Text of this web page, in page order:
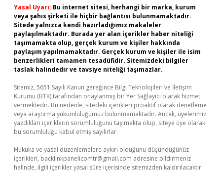
Yasal Uyarı: Bu internet sitesi, herhangi bir marka, kurum
veya şahıs şirketi ile hiçbir bağlantısı bulunmamaktadır.
Sitede yalnızca kendi hazırladığımız makaleler
paylaşılmaktadır. Burada yer alan içerikler haber niteliği
taşımamakta olup, gerçek kurum ve kişiler hakkında
paylaşım yapılmamaktadır. Gerçek kurum ve kişiler ile isim
benzerlikleri tamamen tesadüfidir. Sitemizdeki bilgiler
taslak halindedir ve tavsiye niteliği taşımazlar.
Sitemiz, 5651 Sayılı Kanun gereğince Bilgi Teknolojileri ve İletişim
Kurumu (BTK) tarafından onaylanmış bir Yer Sağlayıcı olarak hizmet
vermektedir. Bu nedenle, sitedeki içerikleri proaktif olarak denetleme
veya araştırma yükümlülüğümüz bulunmamaktadır. Ancak, üyelerimiz
yazdıkları içeriklerin sorumluluğunu taşımakta olup, siteye üye olarak
bu sorumluluğu kabul etmiş sayılırlar.
Hukuka ve yasal düzenlemelere aykırı olduğunu düşündüğünüz
içerikleri, backlinkpanelicomtr@gmail.com adresine bildirmeniz
halinde, ilgili içerikler yasal süre içerisinde sitemizden kaldırılacaktır.